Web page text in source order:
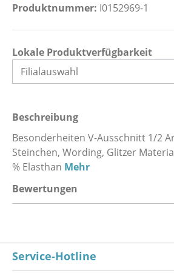
Produktnummer: I0152969-1
Lokale Produktverfügbarkeit
Beschreibung
Besonderheiten V-Ausschnitt 1/2
Steinchen, Wording, Glitzer
% Elasthan Mehr
Bewertungen
Service-Hotline